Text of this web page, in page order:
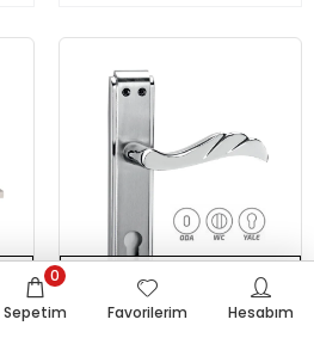
Tükendi
Sepetim
0
Favorilerim
Hesabım